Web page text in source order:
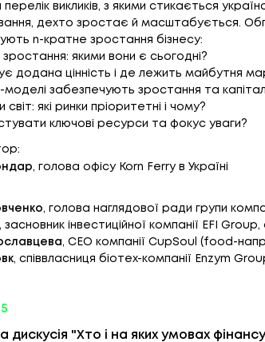
перелік викликів, з якими стикається
дехто зростає й масштабується.
n-кратне зростання бізнесу:
якими вони є сьогодні?
додана цінність і де лежить майбутня
моделі забезпечують зростання та
світ: які ринки пріоритетні і чому?
ключові ресурси та фокус уваги?
, голова офісу Korn Ferry в Україні
, голова наглядової ради групи
, засновник інвестиційної компанії EFI
, CEO компанії CupSoul (food-
, співвласниця біотех-компанії Enzym
дискусія "Хто і на яких умовах